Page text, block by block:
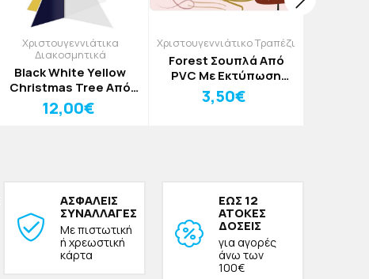
Χριστουγεννιάτικα
Διακοσμητικά
Black White Yellow
Christmas Tree Από
Plexiglass 14x25cm
12,00€
Χριστουγεννιάτικο Τραπέζι
Forest Σουπλά Από
PVC Με Εκτύπωση
33x43cm
3,50€
ΑΣΦΑΛΕΙΣ
ΣΥΝΑΛΛΑΓΕΣ
Με πιστωτική
ή χρεωστική
κάρτα
ΕΩΣ 12
ΑΤΟΚΕΣ
ΔΟΣΕΙΣ
για αγορές
άνω των
100€